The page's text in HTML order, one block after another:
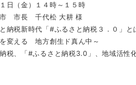
日（金）１４時～１５時
市 市長 千代松 大耕 様
納税新時代「#ふるさと納税３．０」と
変える 地方創生ド真ん中～
税、「#ふるさと納税3.0」、地域活性